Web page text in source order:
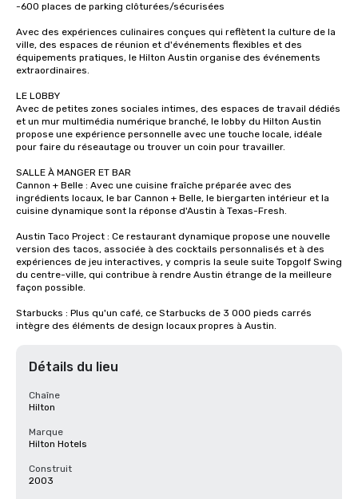
-600 places de parking clôturées/sécurisées
Avec des expériences culinaires conçues qui reflètent la culture de la
ville, des espaces de réunion et d'événements flexibles et des
équipements pratiques, le Hilton Austin organise des événements
extraordinaires.
LE LOBBY
Avec de petites zones sociales intimes, des espaces de travail dédiés
et un mur multimédia numérique branché, le lobby du Hilton Austin
propose une expérience personnelle avec une touche locale, idéale
pour faire du réseautage ou trouver un coin pour travailler.
SALLE À MANGER ET BAR
Cannon + Belle : Avec une cuisine fraîche préparée avec des
ingrédients locaux, le bar Cannon + Belle, le biergarten intérieur et la
cuisine dynamique sont la réponse d'Austin à Texas-Fresh.
Austin Taco Project : Ce restaurant dynamique propose une nouvelle
version des tacos, associée à des cocktails personnalisés et à des
expériences de jeu interactives, y compris la seule suite Topgolf Swing
du centre-ville, qui contribue à rendre Austin étrange de la meilleure
façon possible.
Starbucks : Plus qu'un café, ce Starbucks de 3 000 pieds carrés
intègre des éléments de design locaux propres à Austin.
Détails du lieu
Chaîne
Hilton
Marque
Hilton Hotels
Construit
2003